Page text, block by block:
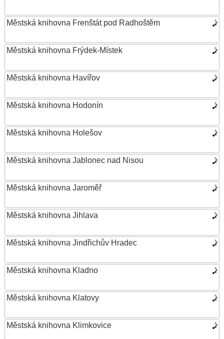
Městská knihovna Frenštát pod Radhoštěm
Městská knihovna Frýdek-Místek
Městská knihovna Havířov
Městská knihovna Hodonín
Městská knihovna Holešov
Městská knihovna Jablonec nad Nisou
Městská knihovna Jaroměř
Městská knihovna Jihlava
Městská knihovna Jindřichův Hradec
Městská knihovna Kladno
Městská knihovna Klatovy
Městská knihovna Klimkovice